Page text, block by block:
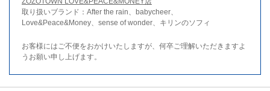
取り扱いブランド：After the rain、babycheer、
Love&Peace&Money、sense of wonder、キリンのソフィ
お客様にはご不便をおかけいたしますが、何卒ご理解いただきますよ
うお願い申し上げます。